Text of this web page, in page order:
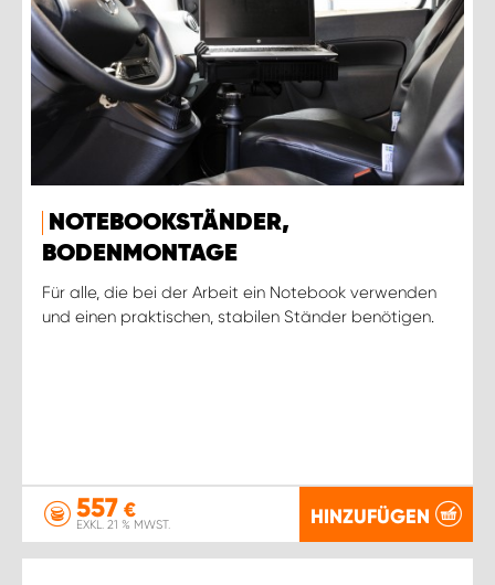
NOTEBOOKSTÄNDER,
BODENMONTAGE
Für alle, die bei der Arbeit ein Notebook verwenden
und einen praktischen, stabilen Ständer benötigen.
557 €
EXKL. 21 % MWST. HINZUFÜGEN